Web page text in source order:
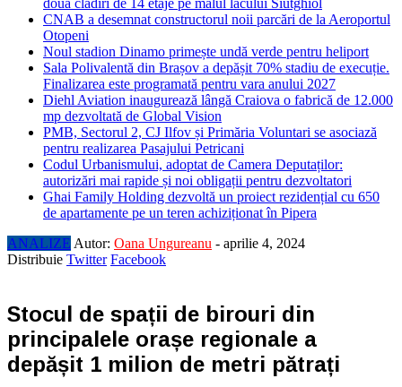
CNAB a desemnat constructorul noii parcări de la Aeroportul
Otopeni
Noul stadion Dinamo primește undă verde pentru heliport
Sala Polivalentă din Brașov a depășit 70% stadiu de execuție.
Finalizarea este programată pentru vara anului 2027
Diehl Aviation inaugurează lângă Craiova o fabrică de 12.000
mp dezvoltată de Global Vision
PMB, Sectorul 2, CJ Ilfov și Primăria Voluntari se asociază
pentru realizarea Pasajului Petricani
Codul Urbanismului, adoptat de Camera Deputaților:
autorizări mai rapide și noi obligații pentru dezvoltatori
Ghai Family Holding dezvoltă un proiect rezidențial cu 650
de apartamente pe un teren achiziționat în Pipera
ANALIZE Autor: Oana Ungureanu - aprilie 4, 2024
Distribuie Twitter Facebook
Stocul de spații de birouri din
principalele orașe regionale a
depășit 1 milion de metri pătrați